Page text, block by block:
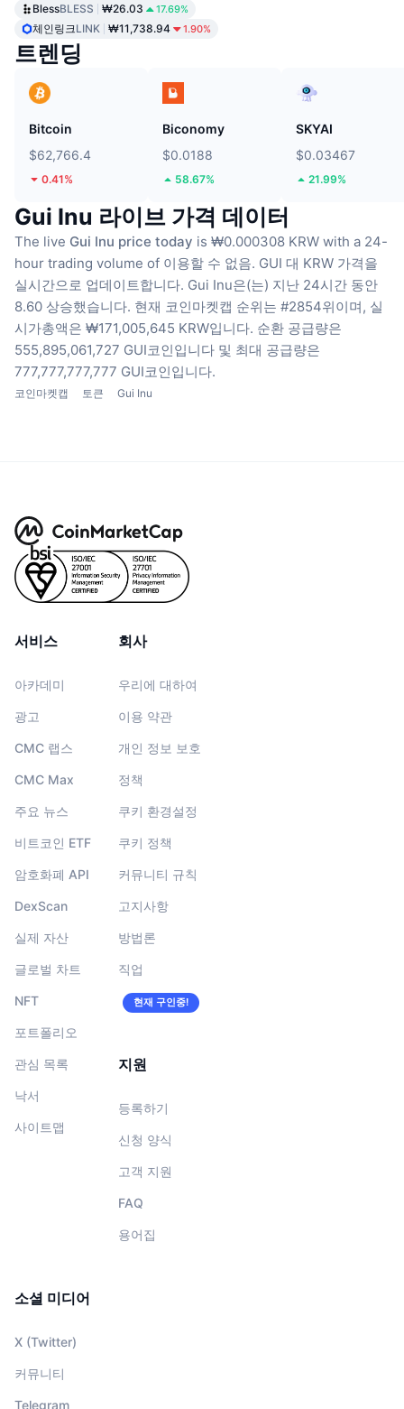
BlessBLESS ₩26.03 17.69%
체인링크LINK ₩11,738.94 1.90%
트렌딩
Bitcoin
$62,766.4
0.41%
Biconomy
$0.0188
58.67%
SKYAI
$0.03467
21.99%
Gui Inu 라이브 가격 데이터
The live Gui Inu price today is ₩0.000308 KRW with a 24-
hour trading volume of 이용할 수 없음. GUI 대 KRW 가격을
실시간으로 업데이트합니다. Gui Inu은(는) 지난 24시간 동안
8.60 상승했습니다. 현재 코인마켓캡 순위는 #2854위이며, 실
시가총액은 ₩171,005,645 KRW입니다. 순환 공급량은
555,895,061,727 GUI코인입니다 및 최대 공급량은
777,777,777,777 GUI코인입니다.
코인마켓캡 토큰 Gui Inu
서비스
아카데미
광고
CMC 랩스
CMC Max
주요 뉴스
비트코인 ETF
암호화폐 API
DexScan
실제 자산
글로벌 차트
NFT
포트폴리오
관심 목록
낙서
사이트맵
회사
우리에 대하여
이용 약관
개인 정보 보호
정책
쿠키 환경설정
쿠키 정책
커뮤니티 규칙
고지사항
방법론
직업
현재 구인중!
지원
등록하기
신청 양식
고객 지원
FAQ
용어집
소셜 미디어
X (Twitter)
커뮤니티
Telegram